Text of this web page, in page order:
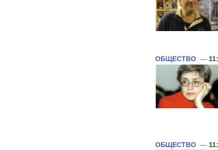
ОБЩЕСТВО —
ОБЩЕСТВО —